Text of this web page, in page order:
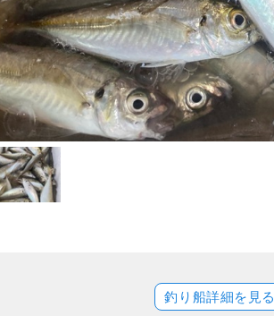
釣り船詳細を見る